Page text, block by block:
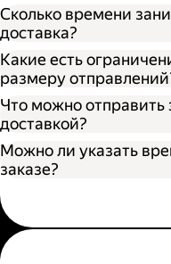
Сколько времени
доставка?
Какие есть
размеру
Что можно отправить
доставкой?
Можно ли указать
заказе?